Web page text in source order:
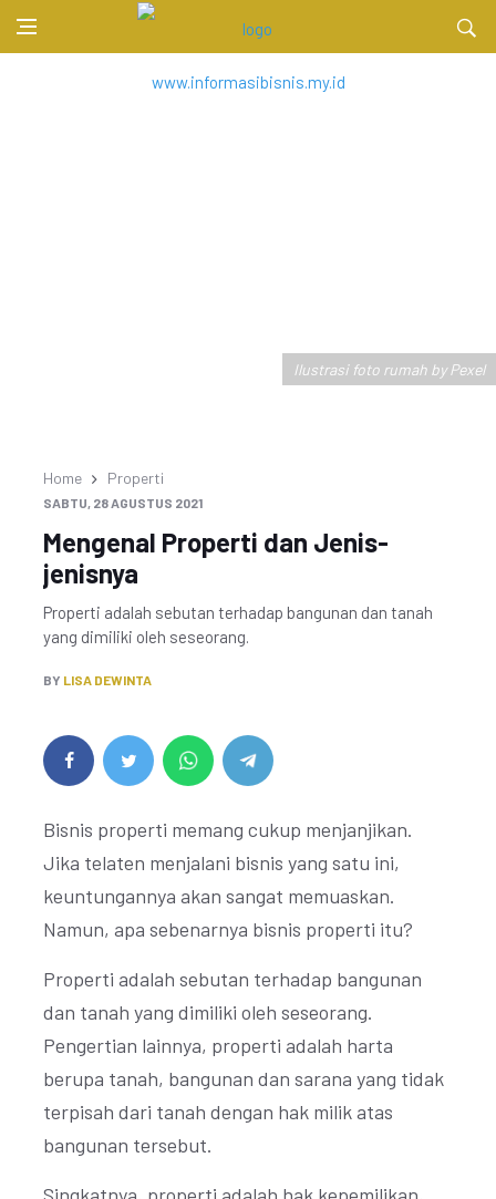
Ilustrasi foto rumah by Pexel
Home Properti
SABTU, 28 AGUSTUS 2021
Mengenal Properti dan Jenis-
jenisnya
Properti adalah sebutan terhadap bangunan dan tanah
yang dimiliki oleh seseorang.
BY LISA DEWINTA
Bisnis properti memang cukup menjanjikan.
Jika telaten menjalani bisnis yang satu ini,
keuntungannya akan sangat memuaskan.
Namun, apa sebenarnya bisnis properti itu?
Properti adalah sebutan terhadap bangunan
dan tanah yang dimiliki oleh seseorang.
Pengertian lainnya, properti adalah harta
berupa tanah, bangunan dan sarana yang tidak
terpisah dari tanah dengan hak milik atas
bangunan tersebut.